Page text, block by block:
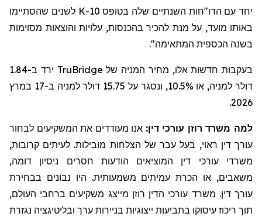
יחד עם הדו"חות השנתיים שלה בטופס 10- K לשנים שהסתיימו
באותו מועד, על מנת להכיר בהכנסות, עלויות והוצאות מסוימות
בשנה הכספית המתאימה".
בעקבות חדשות אלו, מחיר המניה של TruBridge
ירד ב-1.84
דולר למניה, או 10.5%, ונסגר על 15.75 דולר למניה ב-17 במרץ
2026.
למה משרד רוזן עורכי דין: אנו מעודדים את המשקיעים לבחור
עורך דין ראוי, בעל עבר של הצלחות מובילות. לעיתים קרובות,
משרדי עורכי דין המוציאים הודעות חסרים ניסיון דומה,
משאבים, או הכרת עמיתים משמעותית. היו נבונים בבחירת
עורך דין. משרד עורכי הדין רוזן מייצג משקיעים ברחבי העולם,
תוך ריכוז עיסוקו בתביעות ייצוגיות בניירות ערך ובליטיגציה נגזרת